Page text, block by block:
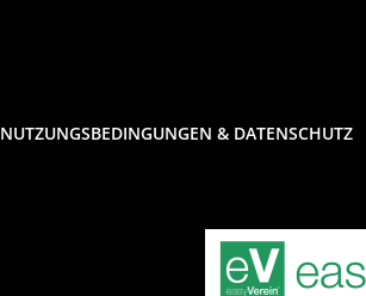
NUTZUNGSBEDINGUNGEN & DATENSCHUTZ